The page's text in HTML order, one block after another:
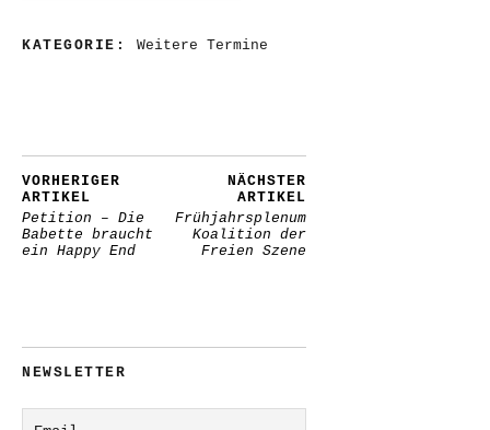
KATEGORIE: Weitere Termine
VORHERIGER
ARTIKEL
Petition – Die
Babette braucht
ein Happy End
NÄCHSTER
ARTIKEL
Frühjahrsplenum
Koalition der
Freien Szene
NEWSLETTER